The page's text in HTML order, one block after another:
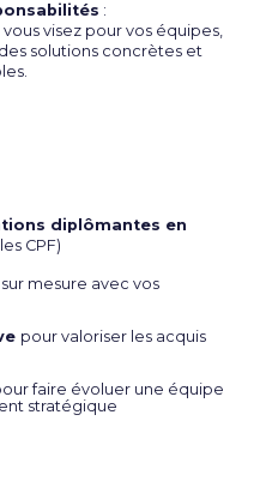
:
visez pour vos équipes,
solutions concrètes et
diplômantes en
CPF)
sur mesure avec vos
pour valoriser les acquis
faire évoluer une équipe
stratégique